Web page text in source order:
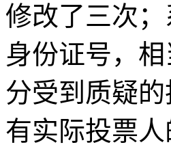
修改了三次
身份证号，
分受到质疑
有实际投票